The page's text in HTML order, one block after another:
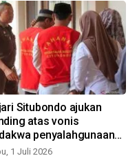
Situbondo ajukan
atas vonis
penyalahgunaan
1 Juli 2026